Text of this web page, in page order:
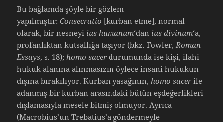
Bu bağlamda şöyle bir gözlem
yapılmıştır:Consecratio [kurban etme], normal
olarak, bir nesneyi ius humanum‘dan ius divinum‘a,
profanlıktan kutsallığa taşıyor (bkz. Fowler, Roman
Essays, s. 18); homo sacer durumunda ise kişi, ilahi
hukuk alanına alınmasızın öylece insani hukukun
dışına bırakılıyor. Kurban yasağının, homo sacer ile
adanmış bir kurban arasındaki bütün eşdeğerlikleri
dışlamasıyla mesele bitmiş olmuyor. Ayrıca
(Macrobius’un Trebatius’a göndermeyle